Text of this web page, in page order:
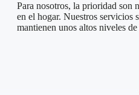
Para nosotros, la prioridad son
en el hogar. Nuestros servicios
mantienen unos altos niveles